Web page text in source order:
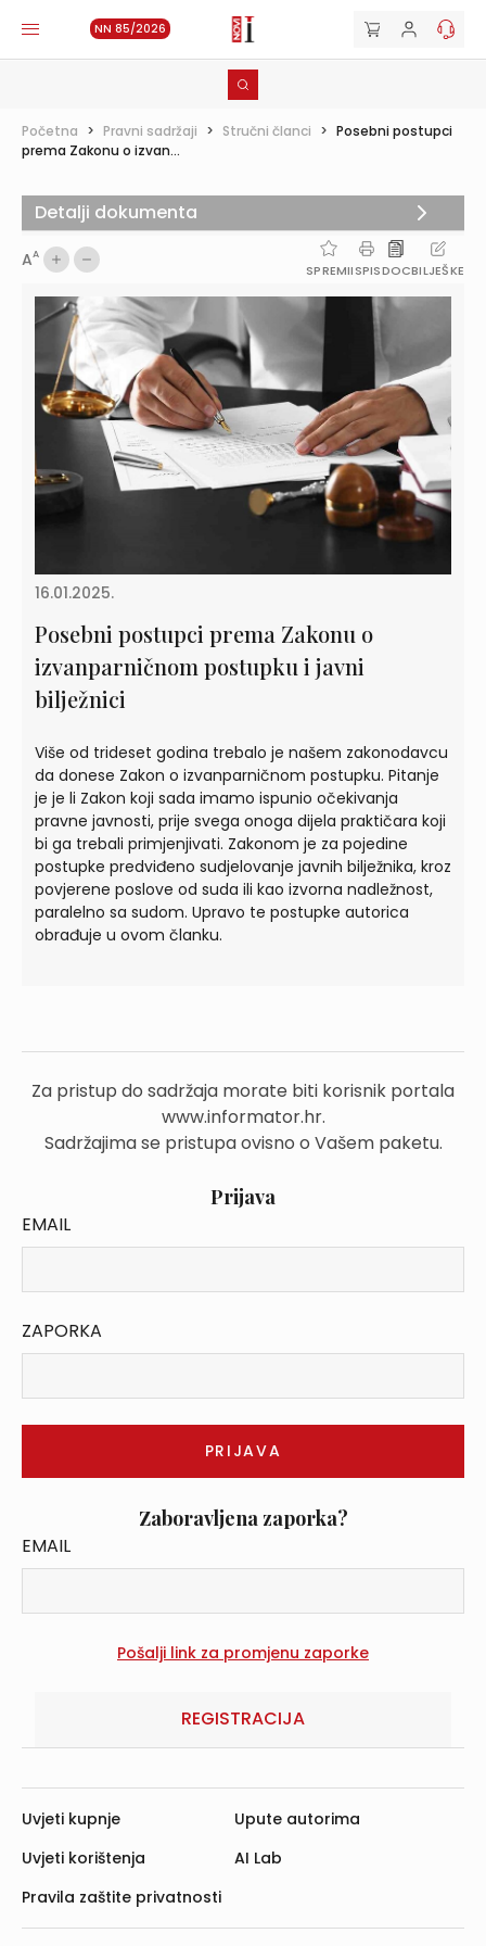
NN 85/2026
Početna > Pravni sadržaji > Stručni članci > Posebni postupci
prema Zakonu o izvan...
AA
SPREMIISPISDOCBILJEŠKE
16.01.2025.
Posebni postupci prema Zakonu o
izvanparničnom postupku i javni
bilježnici
Više od trideset godina trebalo je našem zakonodavcu
da donese Zakon o izvanparničnom postupku. Pitanje
je je li Zakon koji sada imamo ispunio očekivanja
pravne javnosti, prije svega onoga dijela praktičara koji
bi ga trebali primjenjivati. Zakonom je za pojedine
postupke predviđeno sudjelovanje javnih bilježnika, kroz
povjerene poslove od suda ili kao izvorna nadležnost,
paralelno sa sudom. Upravo te postupke autorica
obrađuje u ovom članku.
Za pristup do sadržaja morate biti korisnik portala
www.informator.hr.
Sadržajima se pristupa ovisno o Vašem paketu.
Prijava
EMAIL
ZAPORKA
Zaboravljena zaporka?
EMAIL
REGISTRACIJA
Detalji dokumenta
Uvjeti kupnje
Uvjeti korištenja
Pravila zaštite privatnosti
Upute autorima
AI Lab